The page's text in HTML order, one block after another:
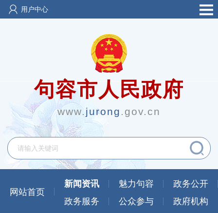
用户中心
句容市人民政府
www.jurong .gov.cn
网站首页
新闻资讯 魅力句容
政务公开
政务服务
公众参与 政府机构